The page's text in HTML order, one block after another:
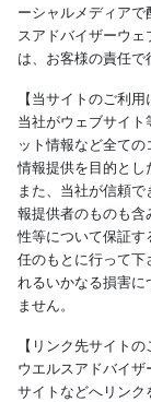
ーシャルメディア
スアドバイザーウ
は、お客様の責任で
【当サイトのご利用
当社がウェブサイ
ット情報など全て
情報提供を目的とし
また、当社が信頼
報提供者のものも
性等について保証す
任のもとに行って下
れるいかなる損害
ません。
【リンク先サイトの
ウエルスアドバイ
サイトなどへリンク